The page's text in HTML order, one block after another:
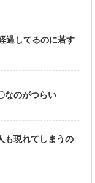
過してるのに若す
なのがつらい
も現れてしまうの